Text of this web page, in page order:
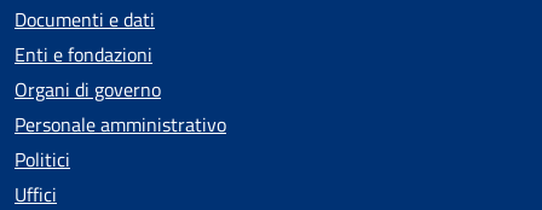
Documenti e dati
Enti e fondazioni
Organi di governo
Personale amministrativo
Politici
Uffici